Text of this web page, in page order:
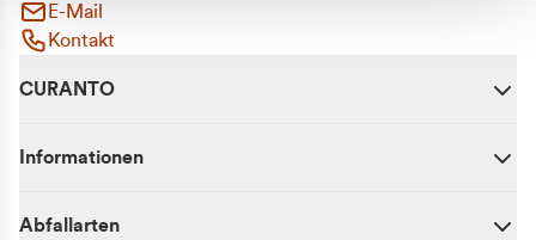
E-Mail
Kontakt
CURANTO
Informationen
Abfallarten